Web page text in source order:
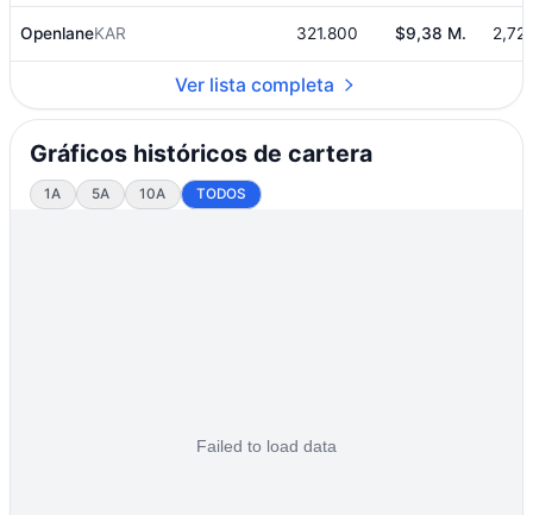
OpenlaneKAR 321.800 $9,38 M.
Ver lista completa
Gráficos históricos de cartera
1A 5A 10A TODOS